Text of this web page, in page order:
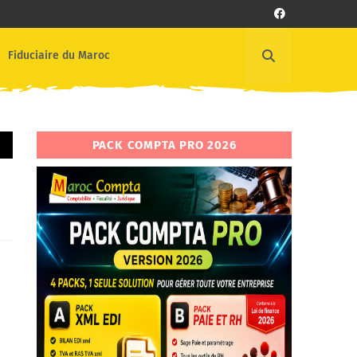
Fiduciaire du Maroc
PACK COMPTA PRO 2026